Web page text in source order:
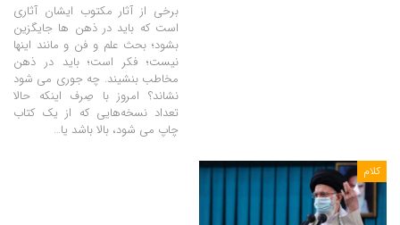
برخی از آثار مکتوب ایشان آثاری
است که باید در ذهن ها جایگزین
بشود؛ بحث علم و فن و مانند اینها
نیست؛ فکر است؛ باید در ذهن
مخاطب بنشیند. چه جوری می شود
نشاند؟ امروز با صِرف اینکه حالا
تعداد نسخه‌هایی که از یک کتاب
چاپ می شود، بالا باشد یا…
کلام